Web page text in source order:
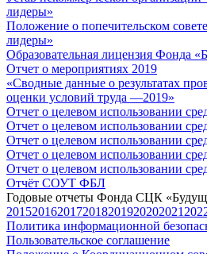
лидеры»
Положение о попечительском
лидеры»
Образовательная лицензия Фонда
Отчет о мероприятиях 2019
«Cводные данные о результатах
оценки условий труда —2019»
Отчет о целевом использовании
Отчет о целевом использовании
Отчет о целевом использовании
Отчет о целевом использовании
Отчет о целевом использовании
Отчёт СОУТ ФБЛ
Годовые отчеты Фонда СЦК
2015201620172018201920202021
Политика информационной
Пользовательское соглашение